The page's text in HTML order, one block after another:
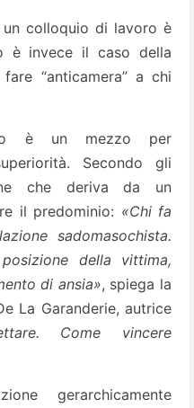
colloquio di lavoro è
è invece il caso della
“anticamera” a chi
è un mezzo per
Secondo gli
che deriva da un
il predominio: «Chi fa
sadomasochista.
della vittima,
di ansia», spiega la
La Garanderie, autrice
Come vincere
gerarchicamente